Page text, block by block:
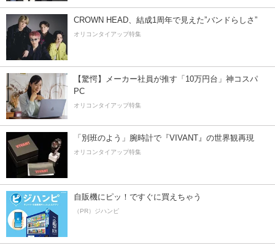
CROWN HEAD、結成1周年で見えた”バンドらしさ”
オリコンタイアップ特集
【驚愕】メーカー社員が推す「10万円台」神コスパ
PC
オリコンタイアップ特集
「別班のよう」腕時計で『VIVANT』の世界観再現
オリコンタイアップ特集
自販機にピッ！ですぐに買えちゃう
（PR）ジハンピ